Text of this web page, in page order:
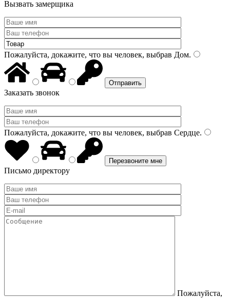
Вызвать замерщика
Пожалуйста, докажите, что вы человек, выбрав Дом.
Заказать звонок
Пожалуйста, докажите, что вы человек, выбрав Сердце.
Письмо директору
Пожалуйста,